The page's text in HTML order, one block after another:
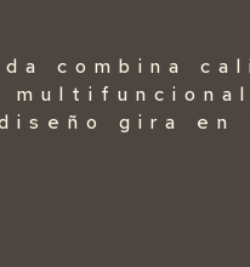
combina
gira en